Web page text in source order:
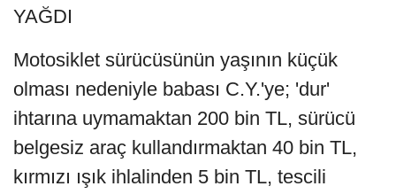
YAĞDI
Motosiklet sürücüsünün yaşının küçük
olması nedeniyle babası C.Y.'ye; 'dur'
ihtarına uymamaktan 200 bin TL, sürücü
belgesiz araç kullandırmaktan 40 bin TL,
kırmızı ışık ihlalinden 5 bin TL, tescili